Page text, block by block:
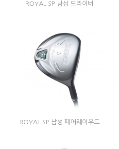
ROYAL SP 남성 드라이버
ROYAL SP 남성 페어웨이우드